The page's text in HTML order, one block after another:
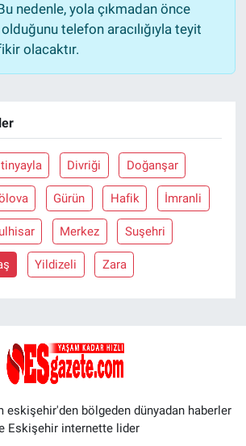
nedenle, yola çıkmadan önce
telefon aracılığıyla teyit
olacaktır.
Divriği Doğanşar
Gürün Hafik İmranli
Merkez Suşehri
Yildizeli Zara
eskişehir'den bölgeden dünyadan haberler
Eskişehir internette lider